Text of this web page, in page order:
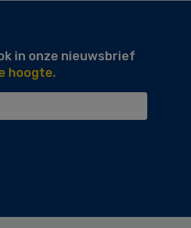
in onze nieuwsbrief
hoogte.